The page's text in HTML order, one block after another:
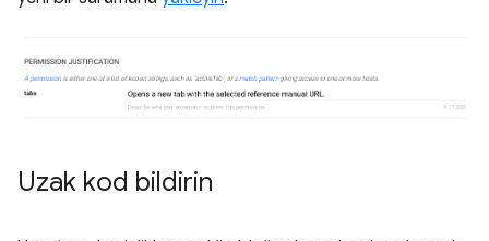
Uzak kod bildirin